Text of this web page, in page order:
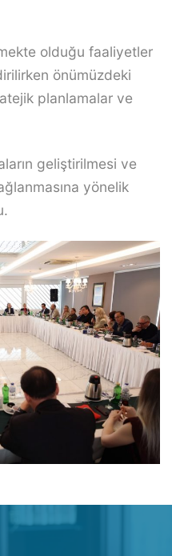
olduğu faaliyetler
önümüzdeki
planlamalar ve
geliştirilmesi ve
yönelik